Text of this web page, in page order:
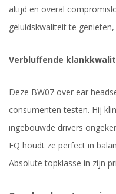
altijd en overal
geluidskwaliteit te
Verbluffende
Deze BW07 over ear
consumenten testen. Hij
ingebouwde drivers
EQ houdt ze perfect in
Absolute topklasse in zijn